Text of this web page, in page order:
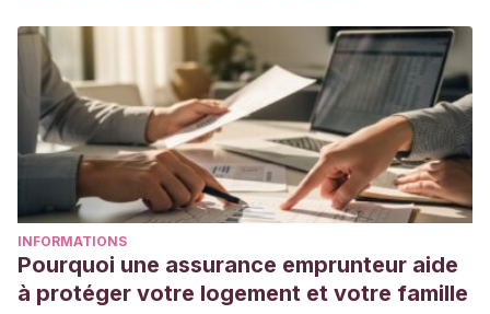
INFORMATIONS
Pourquoi une assurance emprunteur aide
à protéger votre logement et votre famille